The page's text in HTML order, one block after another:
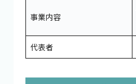
事業内容
代表者